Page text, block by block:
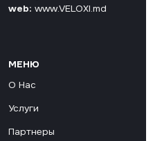
web: www.VELOXI.md
МЕНЮ
О Нас
Услуги
Партнеры